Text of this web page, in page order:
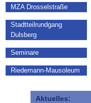
MZA Drosselstraße
Stadtteilrundgang
Dulsberg
Seminare
Riedemann-Mausoleum
Aktuelles: